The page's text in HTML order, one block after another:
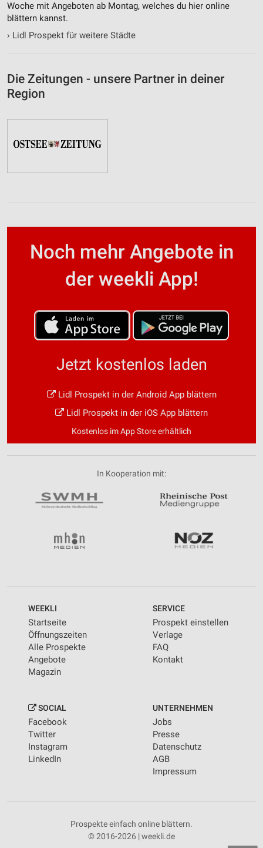
Woche mit Angeboten ab Montag, welches du hier online
blättern kannst.
› Lidl Prospekt für weitere Städte
Die Zeitungen - unsere Partner in deiner
Region
Noch mehr Angebote in
der weekli App!
Jetzt kostenlos laden
Lidl Prospekt in der Android App blättern
Lidl Prospekt in der iOS App blättern
Kostenlos im App Store erhältlich
In Kooperation mit:
WEEKLI
Startseite
Öffnungszeiten
Alle Prospekte
Angebote
Magazin
SERVICE
Prospekt einstellen
Verlage
FAQ
Kontakt
SOCIAL
Facebook
Twitter
Instagram
LinkedIn
UNTERNEHMEN
Jobs
Presse
Datenschutz
AGB
Impressum
Prospekte einfach online blättern.
© 2016-2026 | weekli.de